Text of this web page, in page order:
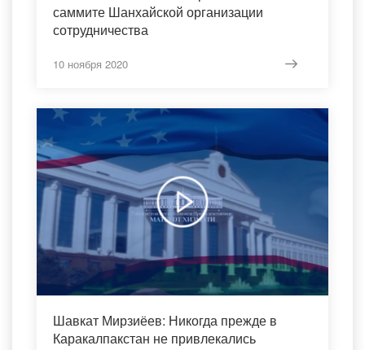
саммите Шанхайской организации
сотрудничества
10 ноября 2020
Шавкат Мирзиёев: Никогда прежде в
Каракалпакстан не привлекались